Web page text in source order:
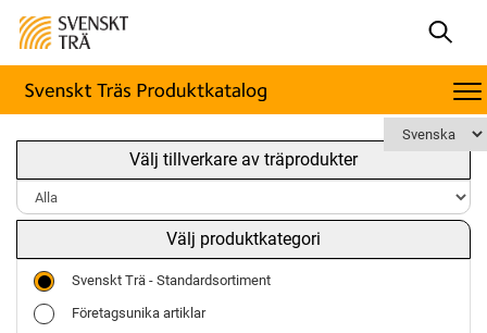
Välj tillverkare av träprodukter
Välj produktkategori
Svenskt Trä - Standardsortiment
Företagsunika artiklar